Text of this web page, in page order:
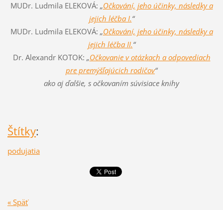
MUDr. Ludmila ELEKOVÁ: „Očkování, jeho účinky, následky a
jejich léčba I.“
MUDr. Ludmila ELEKOVÁ: „Očkování, jeho účinky, následky a
jejich léčba II.“
Dr. Alexandr KOTOK: „Očkovanie v otázkach a odpovediach
pre premýšľajúcich rodičov“
ako aj ďalšie, s očkovaním súvisiace knihy
Štítky:
podujatia
« Späť